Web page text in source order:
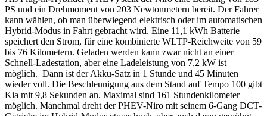
PS und ein Drehmoment von 203 Newtonmetern bereit. Der Fahrer
kann wählen, ob man überwiegend elektrisch oder im automatischen
Hybrid-Modus in Fahrt gebracht wird. Eine 11,1 kWh Batterie
speichert den Strom, für eine kombinierte WLTP-Reichweite von 59
bis 76 Kilometern. Geladen werden kann zwar nicht an einer
Schnell-Ladestation, aber eine Ladeleistung von 7,2 kW ist
möglich. Dann ist der Akku-Satz in 1 Stunde und 45 Minuten
wieder voll. Die Beschleunigung aus dem Stand auf Tempo 100 gibt
Kia mit 9,8 Sekunden an. Maximal sind 161 Stundenkilometer
möglich. Manchmal dreht der PHEV-Niro mit seinem 6-Gang DCT-